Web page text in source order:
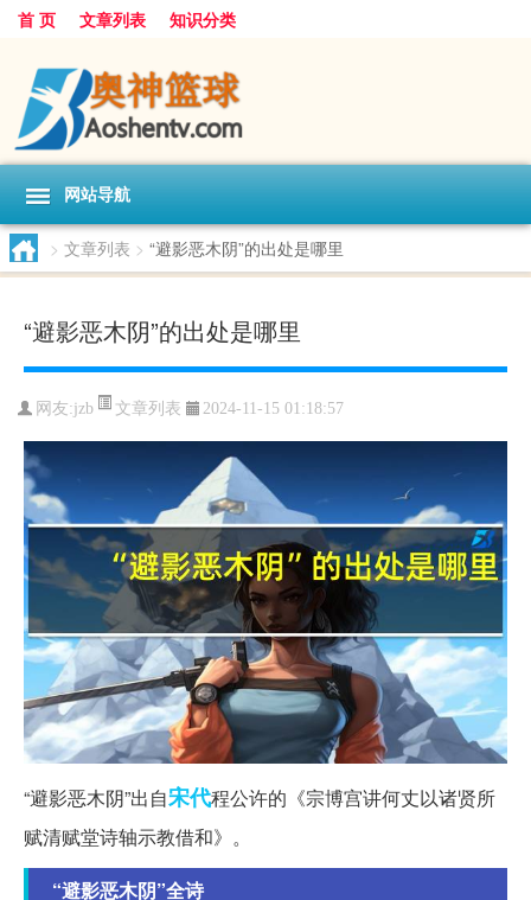
首 页 文章列表 知识分类
网站导航
> 文章列表 > “避影恶木阴”的出处是哪里
“避影恶木阴”的出处是哪里
网友:jzb 文章列表 2024-11-15 01:18:57
“避影恶木阴”出自宋代程公许的《宗博宫讲何丈以诸贤所
赋清赋堂诗轴示教借和》。
“避影恶木阴”全诗